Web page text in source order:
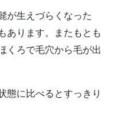
が生えづらくなった
あります。またもとも
くろで毛穴から毛が出
態に比べるとすっきり